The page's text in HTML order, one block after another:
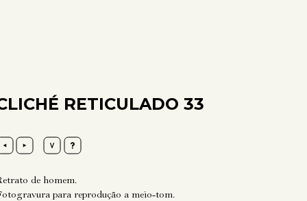
RETICULADO 33
de homem.
para reprodução a meio-tom.